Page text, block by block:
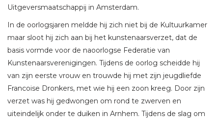
Uitgeversmaatschappij in Amsterdam.
In de oorlogsjaren meldde hij zich niet bij de Kultuurkamer
maar sloot hij zich aan bij het kunstenaarsverzet, dat de
basis vormde voor de naoorlogse Federatie van
Kunstenaarsverenigingen. Tijdens de oorlog scheidde hij
van zijn eerste vrouw en trouwde hij met zijn jeugdliefde
Francoise Dronkers, met wie hij een zoon kreeg. Door zijn
verzet was hij gedwongen om rond te zwerven en
uiteindelijk onder te duiken in Arnhem. Tijdens de slag om